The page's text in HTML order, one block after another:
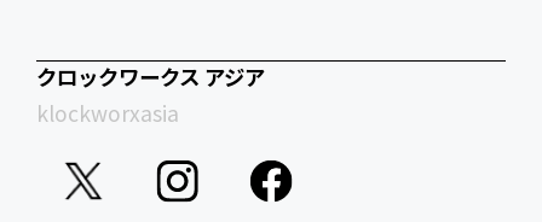
クロックワークス アジア
klockworxasia